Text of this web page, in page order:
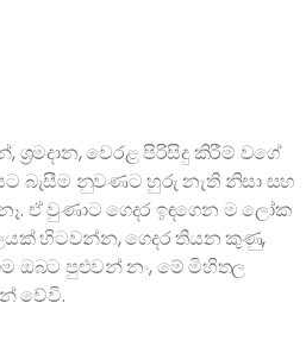
වෙරළ පිරිසිදු කිරීම් වගේ
බැසීම නුවණට හුරු නැති නිසා සහ
ඒ වුණාට ගෙදර ඉඳගෙන ම ලෝක
හිටවන්න, ගෙදර තියන කුණු,
ඔබට පුළුවන් නං, මේ මිහිතල
වේවි.